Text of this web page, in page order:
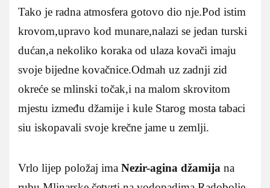
Tako je radna atmosfera gotovo dio nje.Pod istim
krovom,upravo kod munare,nalazi se jedan turski
dućan,a nekoliko koraka od ulaza kovači imaju
svoje bijedne kovačnice.Odmah uz zadnji zid
okreće se mlinski točak,i na malom skrovitom
mjestu između džamije i kule Starog mosta tabaci
siu iskopavali svoje krečne jame u zemlji.
Vrlo lijep položaj ima Nezir-agina džamija na